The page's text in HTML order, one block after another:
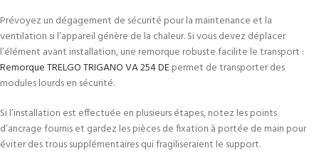
Prévoyez un dégagement de sécurité pour la maintenance et la
ventilation si l’appareil génère de la chaleur. Si vous devez déplacer
l’élément avant installation, une remorque robuste facilite le transport :
Remorque TRELGO TRIGANO VA 254 DE permet de transporter des
modules lourds en sécurité.
Si l’installation est effectuée en plusieurs étapes, notez les points
d’ancrage fournis et gardez les pièces de fixation à portée de main pour
éviter des trous supplémentaires qui fragiliseraient le support.